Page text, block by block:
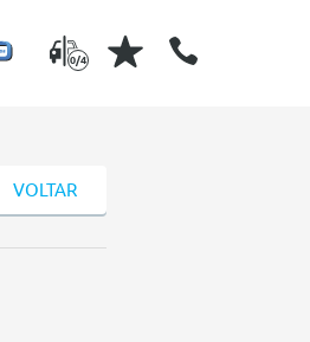
0/4
VOLTAR